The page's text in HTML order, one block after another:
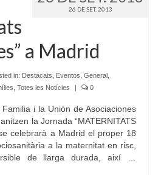
26 DE SET. 2013
a Madrid
in: Destacats Eventos General
Totes les Notícies | 0
i la Unión de Asociaciones
la Jornada “MATERNITATS
celebrarà a Madrid el proper 18
a la maternitat en risc,
de llarga durada, així …